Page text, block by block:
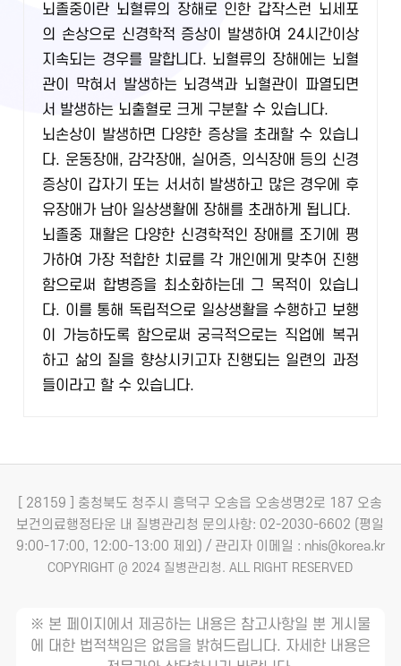
뇌졸중이란 뇌혈류의 장해로 인한 갑작스런 뇌세포
의 손상으로 신경학적 증상이 발생하여 24시간이상
지속되는 경우를 말합니다. 뇌혈류의 장해에는 뇌혈
관이 막혀서 발생하는 뇌경색과 뇌혈관이 파열되면
서 발생하는 뇌출혈로 크게 구분할 수 있습니다.
뇌손상이 발생하면 다양한 증상을 초래할 수 있습니
다. 운동장애, 감각장애, 실어증, 의식장애 등의 신경
증상이 갑자기 또는 서서히 발생하고 많은 경우에 후
유장애가 남아 일상생활에 장해를 초래하게 됩니다.
뇌졸중 재활은 다양한 신경학적인 장애를 조기에 평
가하여 가장 적합한 치료를 각 개인에게 맞추어 진행
함으로써 합병증을 최소화하는데 그 목적이 있습니
다. 이를 통해 독립적으로 일상생활을 수행하고 보행
이 가능하도록 함으로써 궁극적으로는 직업에 복귀
하고 삶의 질을 향상시키고자 진행되는 일련의 과정
들이라고 할 수 있습니다.
[ 28159 ] 충청북도 청주시 흥덕구 오송읍 오송생명2로 187 오송
보건의료행정타운 내 질병관리청 문의사항: 02-2030-6602 (평일
9:00-17:00, 12:00-13:00 제외) / 관리자 이메일 : nhis@korea.kr
COPYRIGHT @ 2024 질병관리청. ALL RIGHT RESERVED
※ 본 페이지에서 제공하는 내용은 참고사항일 뿐 게시물
에 대한 법적책임은 없음을 밝혀드립니다. 자세한 내용은